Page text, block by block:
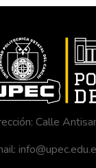
Calle